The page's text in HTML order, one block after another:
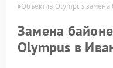
Объектив Olympus замена
Замена
Olympus в